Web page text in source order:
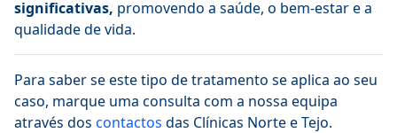
significativas, promovendo a saúde, o bem-estar e a
qualidade de vida.
Para saber se este tipo de tratamento se aplica ao seu
caso, marque uma consulta com a nossa equipa
através dos contactos das Clínicas Norte e Tejo.